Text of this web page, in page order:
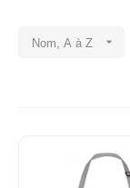
Nom, A à Z 